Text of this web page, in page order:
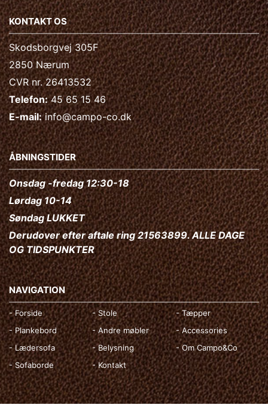
KONTAKT OS
Skodsborgvej 305F
2850 Nærum
CVR nr. 26413532
Telefon: 45 65 15 46
E-mail: info@campo-co.dk
ÅBNINGSTIDER
Onsdag -fredag 12:30-18
Lørdag 10-14
Søndag LUKKET
Derudover efter aftale ring 21563899. ALLE DAGE
OG TIDSPUNKTER
NAVIGATION
- Forside - Stole
- Tæpper
- Plankebord
- Andre møbler
- Accessories
- Lædersofa
- Belysning
- Om Campo&Co
- Sofaborde
- Kontakt